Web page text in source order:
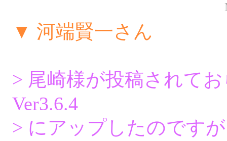
▼ 河端賢一さん
> 尾崎様が投稿されて
Ver3.6.4
> にアップしたのです